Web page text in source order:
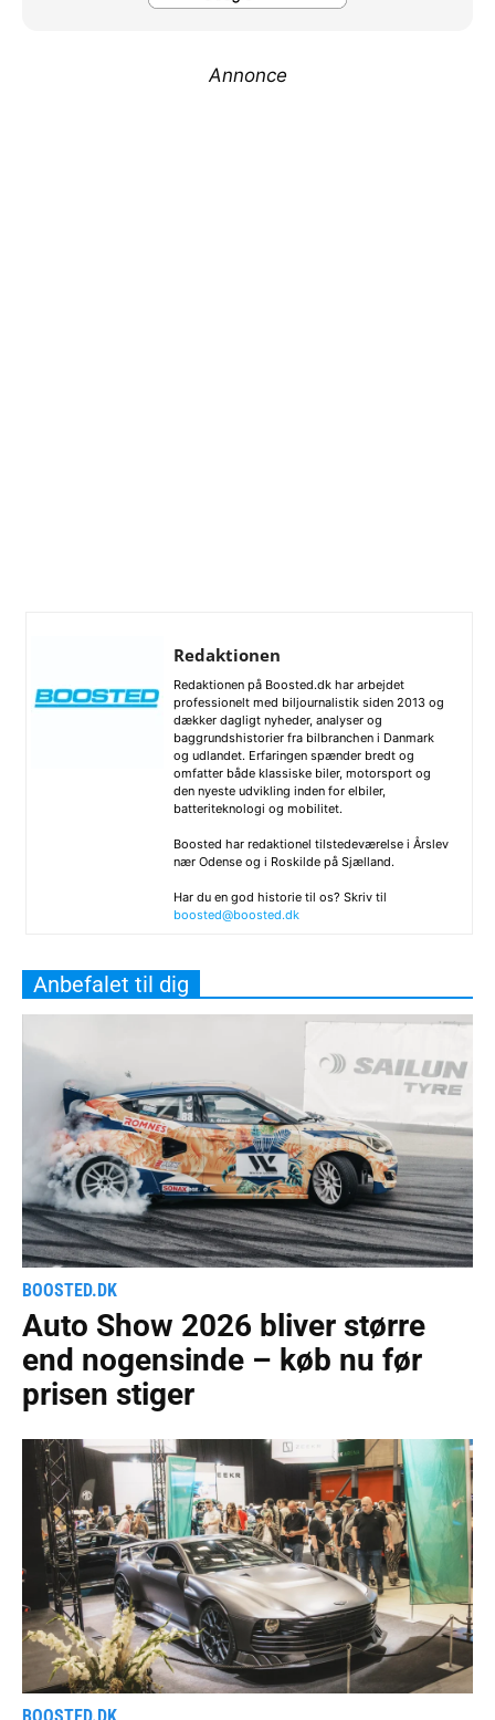
Annonce
Redaktionen
Redaktionen på Boosted.dk har arbejdet
professionelt med biljournalistik siden 2013 og
dækker dagligt nyheder, analyser og
baggrundshistorier fra bilbranchen i Danmark
og udlandet. Erfaringen spænder bredt og
omfatter både klassiske biler, motorsport og
den nyeste udvikling inden for elbiler,
batteriteknologi og mobilitet.
Boosted har redaktionel tilstedeværelse i Årslev
nær Odense og i Roskilde på Sjælland.
Har du en god historie til os? Skriv til
boosted@boosted.dk